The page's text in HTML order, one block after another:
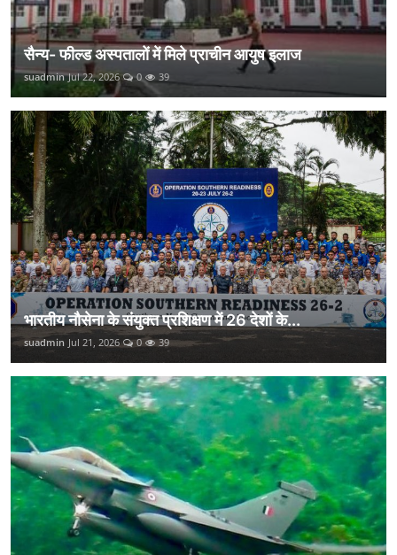
सैन्य- फील्ड अस्पतालों में मिले प्राचीन आयुष इलाज
suadmin Jul 22, 2026 0 39
भारतीय नौसेना के संयुक्त प्रशिक्षण में 26 देशों के...
suadmin Jul 21, 2026 0 39